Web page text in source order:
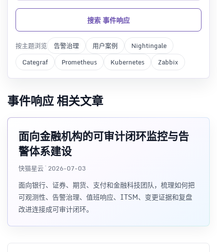
搜索 事件响应
按主题浏览 告警治理 用户案例
Nightingale
Categraf
Prometheus Kubernetes Zabbix
事件响应 相关文章
面向金融机构的可审计闭环监控与告
警体系建设
快猫星云 · 2026-07-03
面向银行、证券、期货、支付和金融科技团队，梳理如何把
可观测性、告警治理、值班响应、ITSM、变更证据和复盘
改进连接成可审计闭环。